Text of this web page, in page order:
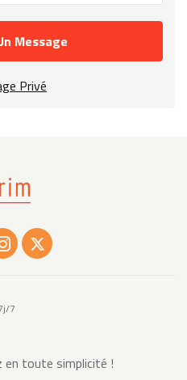
Message
Privé
7
en toute simplicité !